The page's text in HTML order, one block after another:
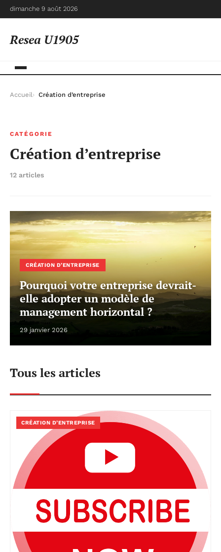
dimanche 9 août 2026
Resea U1905
Accueil Création d’entreprise
CATÉGORIE
Création d’entreprise
12 articles
CRÉATION D’ENTREPRISE
Pourquoi votre entreprise devrait-
elle adopter un modèle de
management horizontal ?
29 janvier 2026
Tous les articles
CRÉATION D’ENTREPRISE